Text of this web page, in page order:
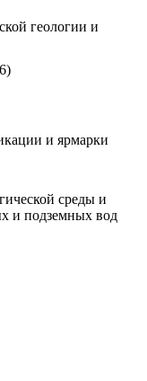
геологии и
и ярмарки
среды и
и подземных вод